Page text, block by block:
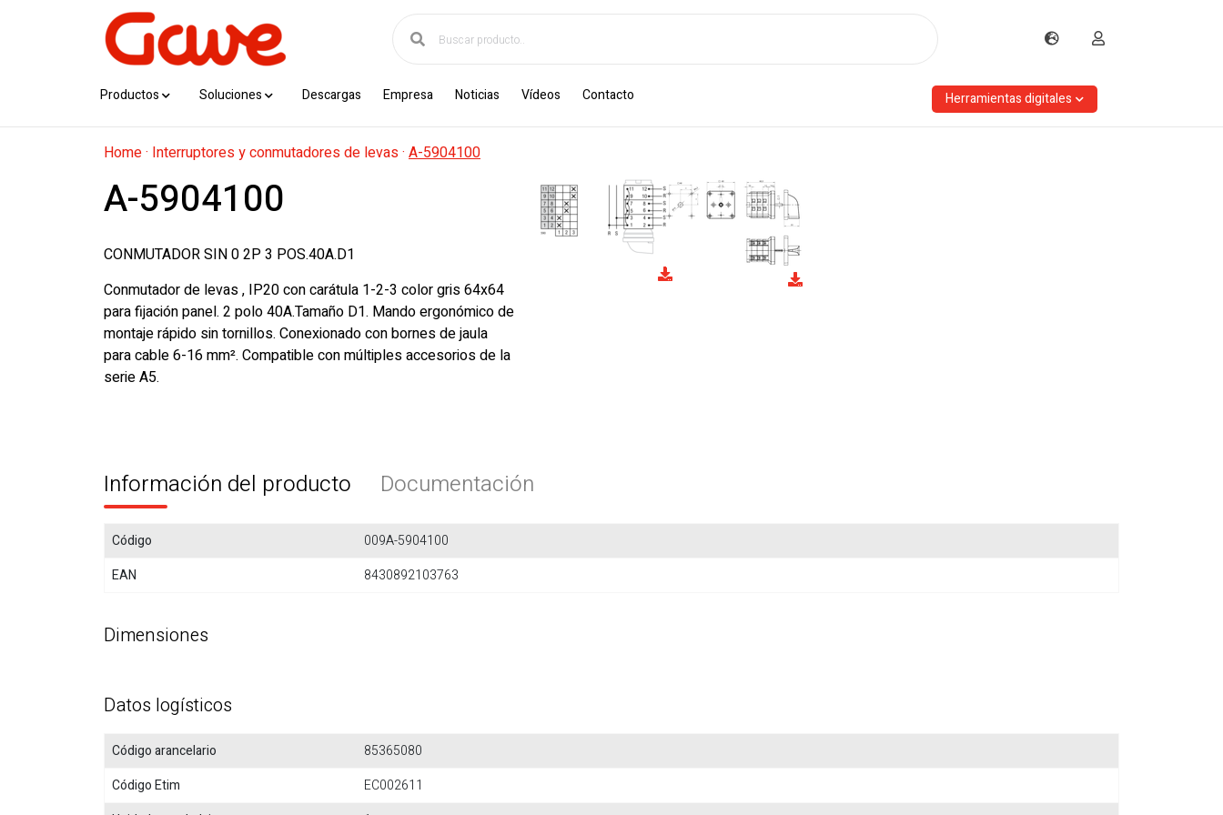
Productos Soluciones Descargas Empresa Noticias Vídeos Contacto Herramientas digitales
Home· Interruptores y conmutadores de levas· A-5904100
A-5904100
CONMUTADOR SIN 0 2P 3 POS.40A.D1
Conmutador de levas , IP20 con carátula 1-2-3 color gris 64x64
para fijación panel. 2 polo 40A.Tamaño D1. Mando ergonómico de
montaje rápido sin tornillos. Conexionado con bornes de jaula
para cable 6-16 mm². Compatible con múltiples accesorios de la
serie A5.
Información del producto Documentación
Código
009A-5904100
EAN
8430892103763
Dimensiones
Datos logísticos
Código arancelario
85365080
Código Etim
EC002611